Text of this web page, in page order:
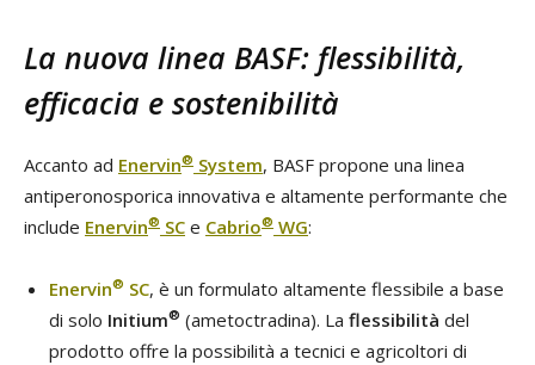
La nuova linea BASF: flessibilità,
efficacia e sostenibilità
Accanto ad Enervin® System, BASF propone una linea
antiperonosporica innovativa e altamente performante che
include Enervin® SC e Cabrio® WG:
Enervin® SC, è un formulato altamente flessibile a base
di solo Initium® (ametoctradina). La flessibilità del
prodotto offre la possibilità a tecnici e agricoltori di